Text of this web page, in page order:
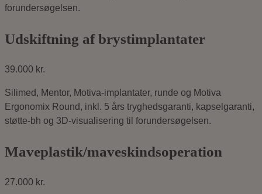
forundersøgelsen.
Udskiftning af brystimplantater
39.000 kr.
Silimed, Mentor, Motiva-implantater, runde og Motiva
Ergonomix Round, inkl. 5 års tryghedsgaranti, kapselgaranti,
støtte-bh og 3D-visualisering til forundersøgelsen.
Maveplastik/maveskindsoperation
27.000 kr.